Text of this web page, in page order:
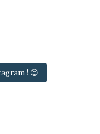
! 😉